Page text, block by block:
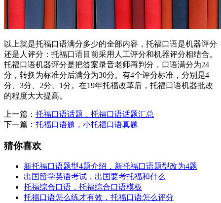
以上就是托福口语满分多少的全部内容，托福口语是机器评分
还是人评分：托福口语目前采用人工评分和机器评分相结合。
托福口语机器评分是把答案录音老师再判分，口语满分为24
分，转换为标准分后满分为30分。有4个评分标准，分别是4
分、3分、2分、1分。在19年托福改革后，托福口语机器批改
的程度大大提高。
上一篇： 托福口语话题，托福口语话题汇总
下一篇： 托福口语题，小托福口语真题
猜你喜欢
新托福口语题型4题介绍，新托福口语题型改为4题
出国留学英语考试，出国要考托福和什么
托福综合口语，托福综合口语模板
托福口语怎么练才有效，托福口语怎么评分